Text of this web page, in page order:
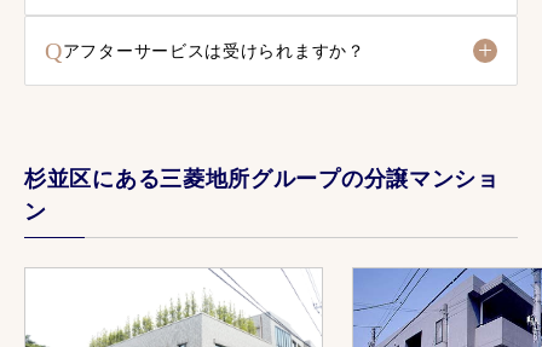
Qアフターサービスは受けられますか？
杉並区にある三菱地所グループの分譲マンショ
ン